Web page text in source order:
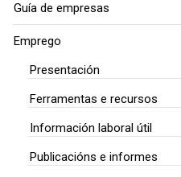
Guía de empresas
Emprego
Presentación
Ferramentas e recursos
Información laboral útil
Publicacións e informes